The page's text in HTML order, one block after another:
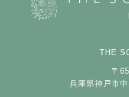
THE
〒
兵庫県神戸市